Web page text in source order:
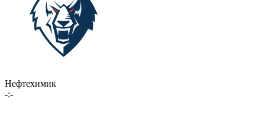
Нефтехимик
-:-